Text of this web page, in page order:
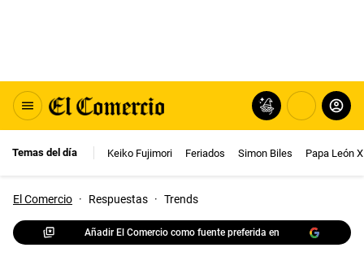
Temas del día Keiko Fujimori Feriados Simon Biles Papa León
El Comercio · Respuestas · Trends
Añadir El Comercio como fuente preferida en